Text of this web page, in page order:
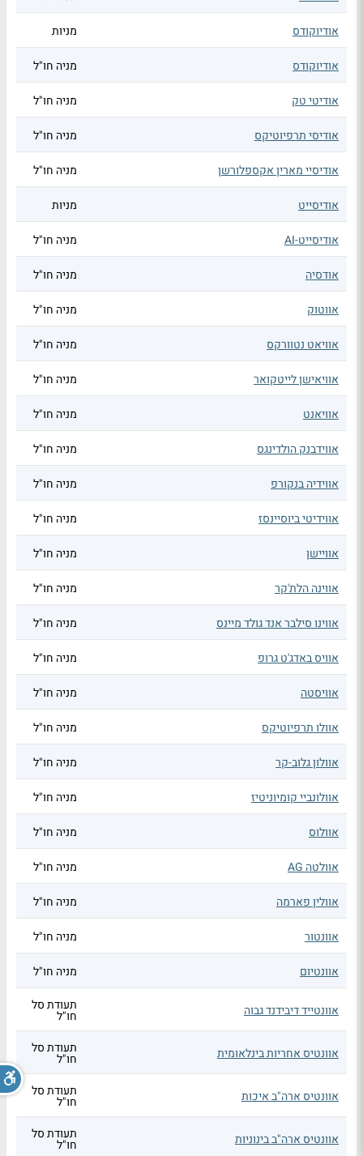
אודיוקודס מניות
אודיוקודס מניה חו"ל
אודיטי טק מניה חו"ל
אודיסי תרפיוטיקס מניה חו"ל
אודיסיי מארין אקספלורשן מניה חו"ל
אודיסייט מניות
אודיסייט-AI מניה חו"ל
אודסיה מניה חו"ל
אווטוק מניה חו"ל
אוויאט נטוורקס מניה חו"ל
אוויאישן לייטקואר מניה חו"ל
אוויאנט מניה חו"ל
אווידבנק הולדינגס מניה חו"ל
אווידיה בנקורפ מניה חו"ל
אווידיטי ביוסיינסז מניה חו"ל
אוויישן מניה חו"ל
אווינה הלת'קר מניה חו"ל
אווינו סילבר אנד גולד מיינס מניה חו"ל
אוויס באדג'ט גרופ מניה חו"ל
אוויסטה מניה חו"ל
אוולו תרפיוטיקס מניה חו"ל
אוולון גלוב-קר מניה חו"ל
אוולונביי קומיוניטיז מניה חו"ל
אוולוס מניה חו"ל
אוולטה AG מניה חו"ל
אוולין פארמה מניה חו"ל
אוונטור מניה חו"ל
אוונטיום מניה חו"ל
אוונטייד דיבידנד גבוה תעודת סל
חו"ל
אוונטיס אחריות בינלאומית תעודת סל
חו"ל
אוונטיס ארה"ב איכות תעודת סל
חו"ל
אוונטיס ארה"ב בינוניות תעודת סל
חו"ל